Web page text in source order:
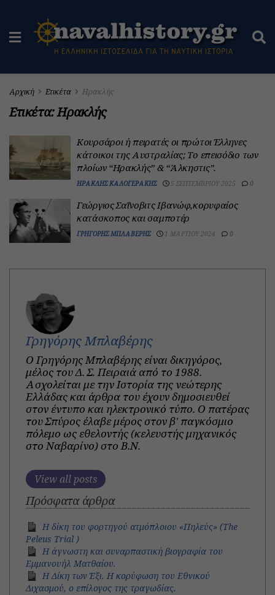
Αρχική Ετικέτα Ηρακλής
Ετικέτα:Ηρακλής
Κουρσάροι ή πειρατές οι πρώτοι Έλληνες
κάτοικοι της Αυστραλίας; Tο επεισόδιο των
πλοίων “Ηρακλής” & “Άλκηστις”.
ΗΡΑΚΛΉΣ ΚΑΛΟΓΕΡΆΚΗΣ 5 ΣΕΠΤΕΜΒΡΊΟΥ 2025 0
Γεώργιος Σαΐνοβιτς Ιβανώφ,κορυφαίος
κατάσκοπος και σαμποτέρ
ΓΡΗΓΌΡΗΣ ΜΠΛΑΒΈΡΗΣ 1 ΜΑΡΤΊΟΥ 2024 0
Γρηγόρης Μπλαβέρης
Ο Γρηγόρης Μπλαβέρης είναι δικηγόρος,
μέλος του Δ. Σ. Πειραιά από το 1988.
Ασχολείται με την Ιστορία της νεώτερης
Ελλάδας και άρθρα του έχουν δημοσιευθεί
στον έντυπο και ηλεκτρονικό τύπο. Ο πατέρας
του Σπύρος έλαβε μέρος στον β' παγκόσμιο
πόλεμο ως εθελοντής (κελευστής μηχανικός
στο Ναβαρίνο) στο Β.Ν.
View all posts
Πρόσφατα άρθρα
Η δίκη του φορτηγού ατμόπλοιου «Πηλεύς» (The
Peleus Trial )
Η άγνωστη και συναρπαστική βιογραφία του
Εμμανουήλ Ματθαίου.
Η Δίκη των Έξι. Η κορύφωση του Εθνικού
Διχασμού, ο επίλογος της τραγωδίας.